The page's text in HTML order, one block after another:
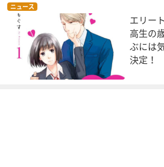
ニュース
エリー
高生の
ぶには
決定！